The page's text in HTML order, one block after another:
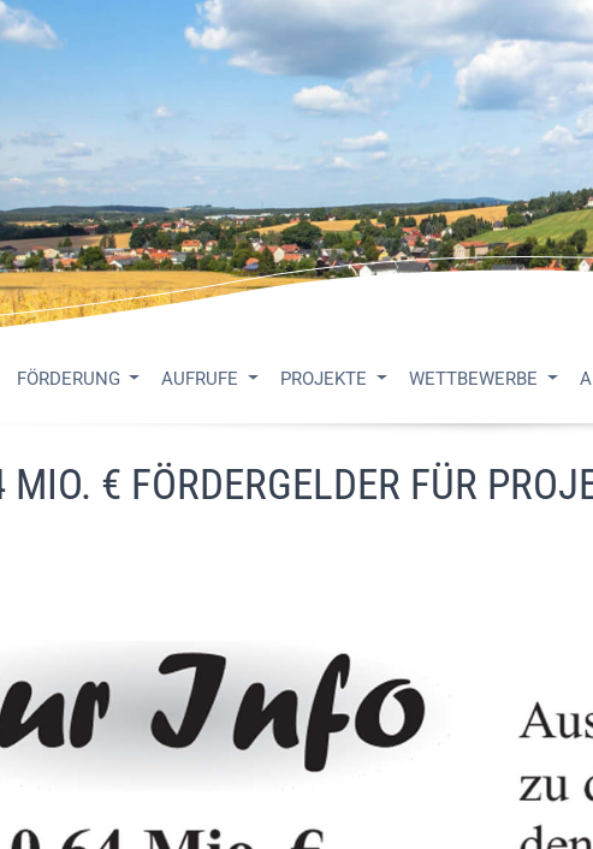
FÖRDERUNG AUFRUFE PROJEKTE WETTBEWERBE
MIO. € FÖRDERGELDER FÜR